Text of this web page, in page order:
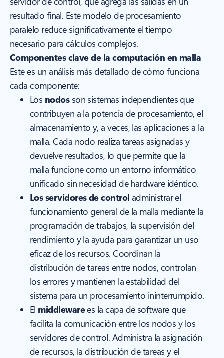
resultado final. Este modelo de procesamiento
paralelo reduce significativamente el tiempo
necesario para cálculos complejos.
Componentes clave de la computación en malla
Este es un análisis más detallado de cómo funciona
cada componente:
Los nodosson sistemas independientes que
contribuyen a la potencia de procesamiento, el
almacenamiento y, a veces, las aplicaciones a la
malla. Cada nodo realiza tareas asignadas y
devuelve resultados, lo que permite que la
malla funcione como un entorno informático
unificado sin necesidad de hardware idéntico.
Los servidores de control administrar el
funcionamiento general de la malla mediante la
programación de trabajos, la supervisión del
rendimiento y la ayuda para garantizar un uso
eficaz de los recursos. Coordinan la
distribución de tareas entre nodos, controlan
los errores y mantienen la estabilidad del
sistema para un procesamiento ininterrumpido.
El middlewarees la capa de software que
facilita la comunicación entre los nodos y los
servidores de control. Administra la asignación
de recursos, la distribución de tareas y el